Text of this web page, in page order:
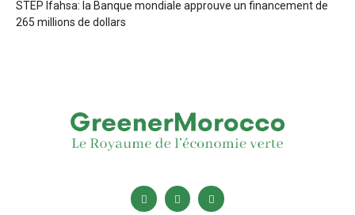
STEP Ifahsa: la Banque mondiale approuve un financement de
265 millions de dollars